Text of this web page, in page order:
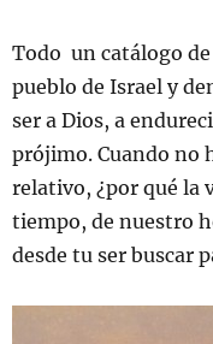
Todo un catálogo
pueblo de Israel y
ser a Dios, a
prójimo. Cuando no
relativo, ¿por qué la
tiempo, de nuestro
desde tu ser buscar